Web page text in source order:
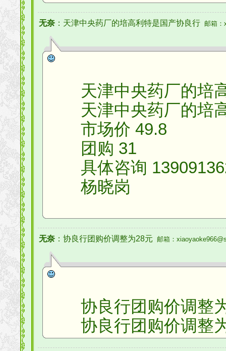
无奈 ：天津中央药厂的培高利特是国产协良行 邮箱：
天津中央药厂的培
天津中央药厂的培
市场价 49.8
团购 31
具体咨询
杨晓岗
无奈 ：协良行团购价调整为28元 邮箱：
协良行团购价调整
协良行团购价调整